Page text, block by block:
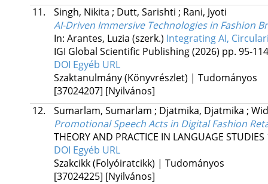
11.
Singh, Nikita ; Dutt, Sarishti ; Rani, Jyoti
AI-Driven Immersive Technologies in Fashion
In: Arantes, Luzia (szerk.) Integrating AI,
IGI Global Scientific Publishing(2026) pp. 95-
DOI Egyéb URL
Szaktanulmány (Könyvrészlet) | Tudományos
[37024207] [Nyilvános]
12.
Sumarlam, Sumarlam ; Djatmika, Djatmika ;
Promotional Speech Acts in Digital Fashion
THEORY AND PRACTICE IN LANGUAGE STUDIES
DOI Egyéb URL
Szakcikk (Folyóiratcikk) | Tudományos
[37024225] [Nyilvános]